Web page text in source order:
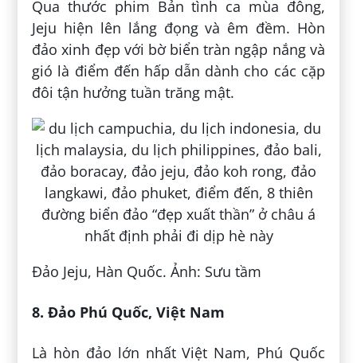
Qua thước phim Bản tình ca mùa đông,
Jeju hiện lên lắng đọng và êm đềm. Hòn
đảo xinh đẹp với bờ biển tràn ngập nắng và
gió là điểm đến hấp dẫn dành cho các cặp
đôi tận hưởng tuần trăng mật.
Đảo Jeju, Hàn Quốc. Ảnh: Sưu tầm
8. Đảo Phú Quốc, Việt Nam
Là hòn đảo lớn nhất Việt Nam, Phú Quốc